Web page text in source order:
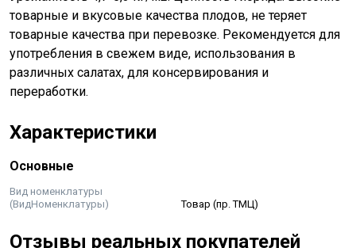
товарные и вкусовые качества плодов, не теряет
товарные качества при перевозке. Рекомендуется для
употребления в свежем виде, использования в
различных салатах, для консервирования и
переработки.
Характеристики
Основные
Вид номенклатуры
(ВидНоменклатуры)
Товар (пр. ТМЦ)
Отзывы реальных покупателей